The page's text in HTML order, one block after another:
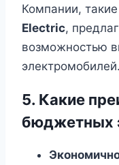
Компании,
Electric,
возможностью
электромобилей.
5. Какие
бюджетных